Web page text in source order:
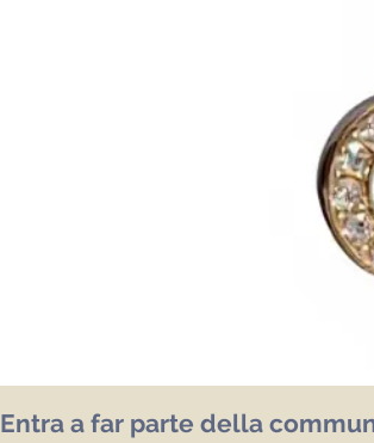
Entra a far parte della